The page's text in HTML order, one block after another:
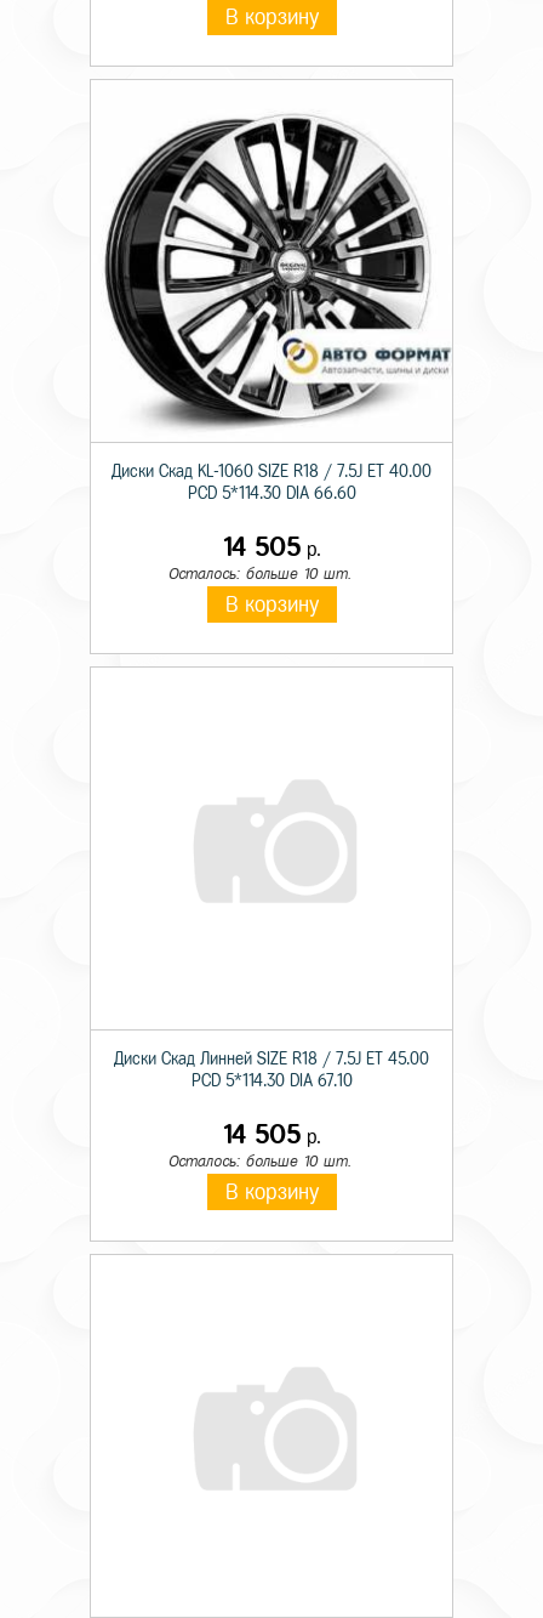
В корзину
Диски Скад KL-1060 SIZE R18 / 7.5J ET 40.00
PCD 5*114.30 DIA 66.60
14 505р.
Осталось: больше 10 шт.
В корзину
Диски Скад Линней SIZE R18 / 7.5J ET 45.00
PCD 5*114.30 DIA 67.10
14 505р.
Осталось: больше 10 шт.
В корзину